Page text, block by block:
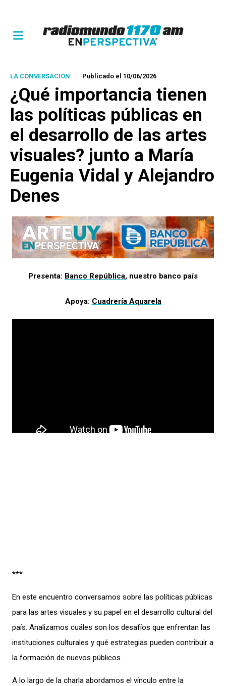
LA CONVERSACIÓN Publicado el 10/06/2026
¿Qué importancia tienen
las políticas públicas en
el desarrollo de las artes
visuales? junto a María
Eugenia Vidal y Alejandro
Denes
Presenta: Banco República, nuestro banco país
Apoya: Cuadrería Aquarela
***
En este encuentro conversamos sobre las políticas públicas
para las artes visuales y su papel en el desarrollo cultural del
país. Analizamos cuáles son los desafíos que enfrentan las
instituciones culturales y qué estrategias pueden contribuir a
la formación de nuevos públicos.
A lo largo de la charla abordamos el vínculo entre la